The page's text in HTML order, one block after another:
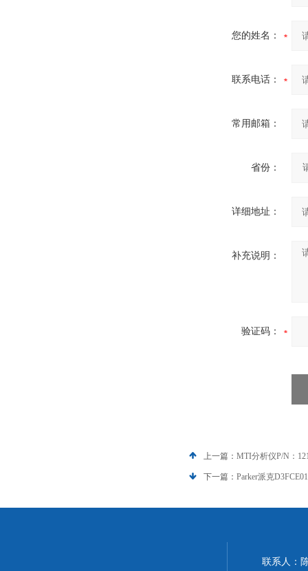
您的姓名：
联系电话：
常用邮箱：
省份：
详细地址：
补充说明：
验证码：
上一篇： MTI分析仪P/N：
下一篇： Parker派克
联系人：